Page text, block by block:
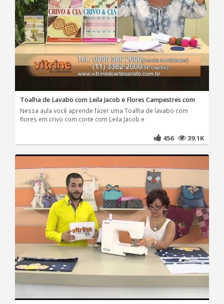
Toalha de Lavabo com Leila Jacob e Flores Campestres com
Nessa aula você aprende fazer uma Toalha de lavabo com
flores em crivo com corte com Leila Jacob e
456 39.1K